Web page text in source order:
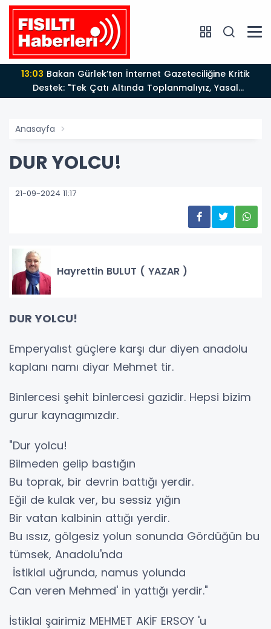
13:03
Destek: "Tek Çatı Altında Toplanmalıyız, Yasal
Düzenlemeye Hazırız"
Anasayfa
DUR YOLCU!
21-09-2024 11:17
Hayrettin BULUT ( YAZAR )
DUR YOLCU!
Emperyalıst güçlere karşı dur diyen anadolu
kaplanı namı diyar Mehmet tir.
Binlercesi şehit binlercesi gazidir. Hepsi bizim
gurur kaynagımızdır.
"Dur yolcu!
Bilmeden gelip bastığın
Bu toprak, bir devrin battığı yerdir.
Eğil de kulak ver, bu sessiz yığın
Bir vatan kalbinin attığı yerdir.
Bu ıssız, gölgesiz yolun sonunda Gördüğün bu
tümsek, Anadolu'nda
İstiklal uğrunda, namus yolunda
Can veren Mehmed' in yattığı yerdir."
İstiklal şairimiz MEHMET AKİF ERSOY 'u